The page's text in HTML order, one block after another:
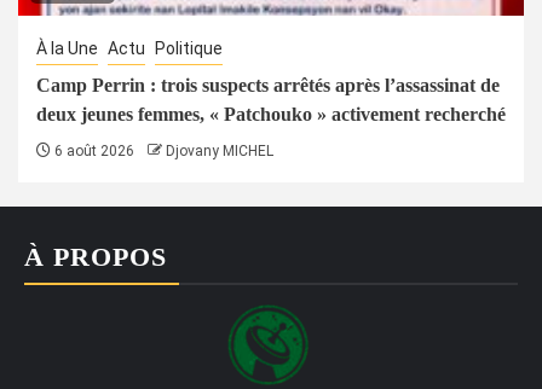
À la Une Actu Politique
Camp Perrin : trois suspects arrêtés après l’assassinat de
deux jeunes femmes, « Patchouko » activement recherché
6 août 2026 Djovany MICHEL
À PROPOS